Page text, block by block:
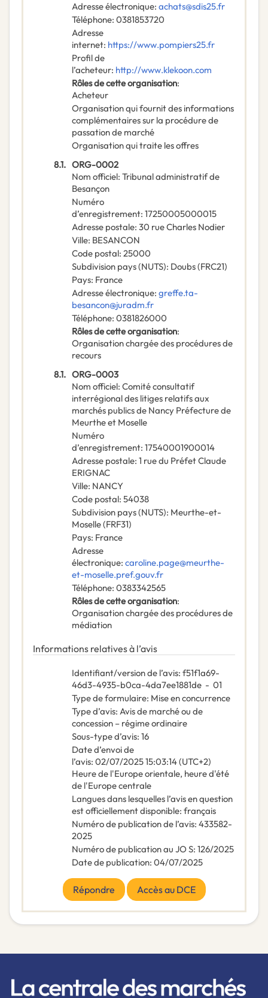
Adresse électronique: achats@sdis25.fr
Téléphone: 0381853720
Adresse
internet: https://www.pompiers25.fr
Profil de
l’acheteur: http://www.klekoon.com
Rôles de cette organisation:
Acheteur
Organisation qui fournit des informations
complémentaires sur la procédure de
passation de marché
Organisation qui traite les offres
8.1. ORG-0002
Nom officiel: Tribunal administratif de
Besançon
Numéro
d’enregistrement: 17250005000015
Adresse postale: 30 rue Charles Nodier
Ville: BESANCON
Code postal: 25000
Subdivision pays (NUTS): Doubs(FRC21)
Pays: France
Adresse électronique: greffe.ta-
besancon@juradm.fr
Téléphone: 0381826000
Rôles de cette organisation:
Organisation chargée des procédures de
recours
8.1. ORG-0003
Nom officiel: Comité consultatif
interrégional des litiges relatifs aux
marchés publics de Nancy Préfecture de
Meurthe et Moselle
Numéro
d’enregistrement: 17540001900014
Adresse postale: 1 rue du Préfet Claude
ERIGNAC
Ville: NANCY
Code postal: 54038
Subdivision pays (NUTS): Meurthe-et-
Moselle(FRF31)
Pays: France
Adresse
électronique: caroline.page@meurthe-
et-moselle.pref.gouv.fr
Téléphone: 0383342565
Rôles de cette organisation:
Organisation chargée des procédures de
médiation
Informations relatives à l’avis
Identifiant/version de l’avis: f51f1a69-
46d3-4935-b0ca-4da7ee1881de - 01
Type de formulaire: Mise en concurrence
Type d’avis: Avis de marché ou de
concession – régime ordinaire
Sous-type d’avis: 16
Date d’envoi de
l’avis: 02/07/202515:03:14 (UTC+2)
Heure de l'Europe orientale, heure d'été
de l'Europe centrale
Langues dans lesquelles l’avis en question
est officiellement disponible: français
Numéro de publication de l’avis: 433582-
2025
Numéro de publication au JO S: 126/2025
Date de publication: 04/07/2025
Répondre Accès au DCE